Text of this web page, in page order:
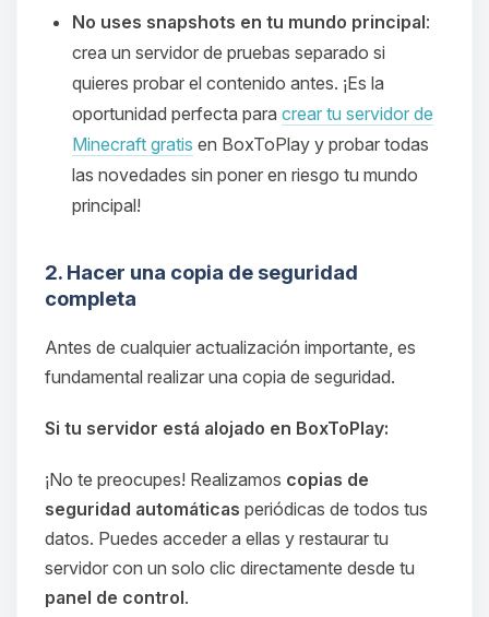
No uses snapshots en tu mundo principal:
crea un servidor de pruebas separado si
quieres probar el contenido antes. ¡Es la
oportunidad perfecta para crear tu servidor de
Minecraft gratis en BoxToPlay y probar todas
las novedades sin poner en riesgo tu mundo
principal!
2. Hacer una copia de seguridad
completa
Antes de cualquier actualización importante, es
fundamental realizar una copia de seguridad.
Si tu servidor está alojado en BoxToPlay:
¡No te preocupes! Realizamos copias de
seguridad automáticas periódicas de todos tus
datos. Puedes acceder a ellas y restaurar tu
servidor con un solo clic directamente desde tu
panel de control.